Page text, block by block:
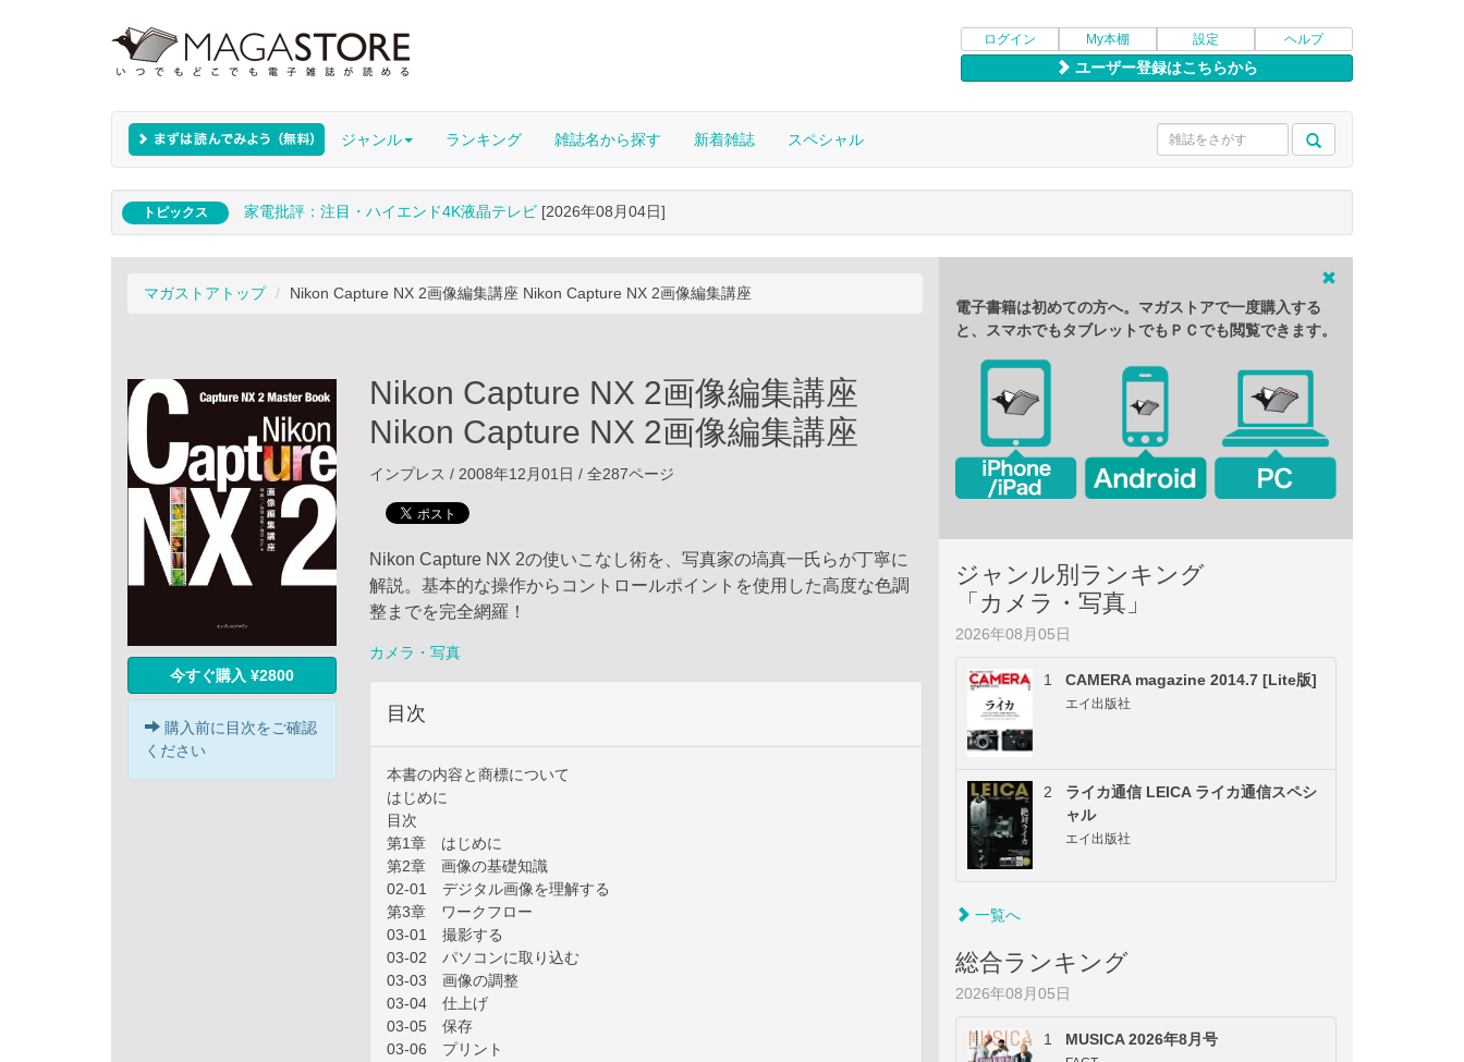
ログイン My本棚 設定 ヘルプ
ユーザー登録はこちらから
ジャンル ランキング 雑誌名から探す 新着雑誌 スペシャル
トピックス 家電批評：注目・ハイエンド4K液晶テレビ [2026年08月04日]
マガストアトップ Nikon Capture NX 2画像編集講座 Nikon Capture NX 2画像編集講座
今すぐ購入 ¥2800
購入前に目次をご確認
ください
Nikon Capture NX 2画像編集講座
Nikon Capture NX 2画像編集講座
インプレス / 2008年12月01日 / 全287ページ
Nikon Capture NX 2の使いこなし術を、写真家の塙真一氏らが丁寧に
解説。基本的な操作からコントロールポイントを使用した高度な色調
整までを完全網羅！
カメラ・写真
目次
本書の内容と商標について
はじめに
目次
第1章 はじめに
第2章 画像の基礎知識
02-01 デジタル画像を理解する
第3章 ワークフロー
03-01 撮影する
03-02 パソコンに取り込む
03-03 画像の調整
03-04 仕上げ
03-05 保存
03-06 プリント
電子書籍は初めての方へ。マガストアで一度購入する
と、スマホでもタブレットでもＰＣでも閲覧できます。
ジャンル別ランキング
「カメラ・写真」
2026年08月05日
1 CAMERA magazine 2014.7 [Lite版]
エイ出版社
2
ライカ通信 LEICA ライカ通信スペシ
ャル
エイ出版社
一覧へ
総合ランキング
2026年08月05日
1 MUSICA 2026年8月号